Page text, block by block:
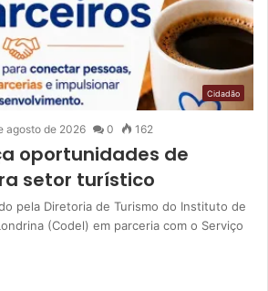
Cidadão
agosto de 2026 0 162
oportunidades de
setor turístico
pela Diretoria de Turismo do Instituto de
(Codel) em parceria com o Serviço